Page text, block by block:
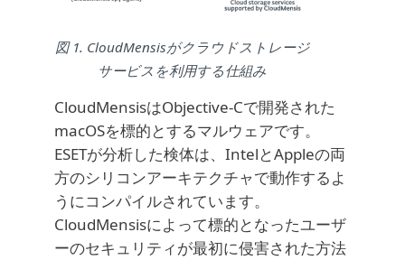
図 1. CloudMensisがクラウドストレージ
サービスを利用する仕組み
CloudMensisはObjective-Cで開発された
macOSを標的とするマルウェアです。
ESETが分析した検体は、IntelとAppleの両
方のシリコンアーキテクチャで動作するよ
うにコンパイルされています。
CloudMensisによって標的となったユーザ
ーのセキュリティが最初に侵害された方法